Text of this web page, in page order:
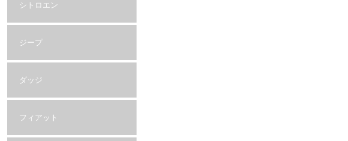
シトロエン
ジープ
ダッジ
フィアット